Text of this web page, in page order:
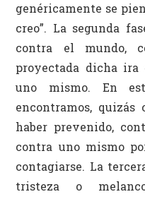
genéricamente se
creo”. La segunda
contra el mundo,
proyectada dicha ira
uno mismo. En
encontramos,
haber prevenido,
contra uno mismo
contagiarse. La
tristeza o